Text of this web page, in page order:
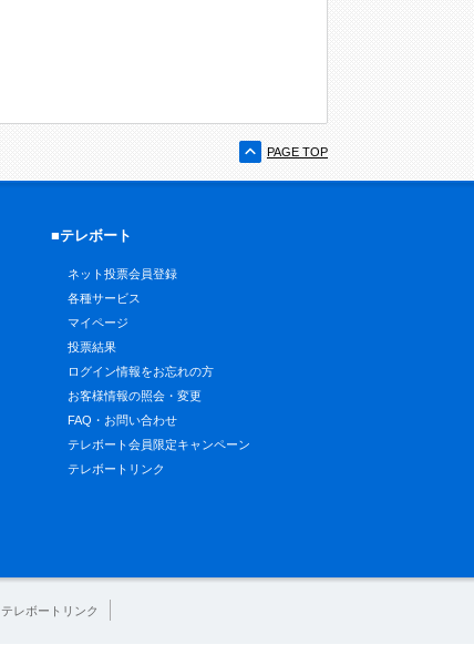
PAGE TOP
■テレボート
ネット投票会員登録
各種サービス
マイページ
投票結果
ログイン情報をお忘れの方
お客様情報の照会・変更
FAQ・お問い合わせ
テレボート会員限定キャンペーン
テレボートリンク
テレボートリンク